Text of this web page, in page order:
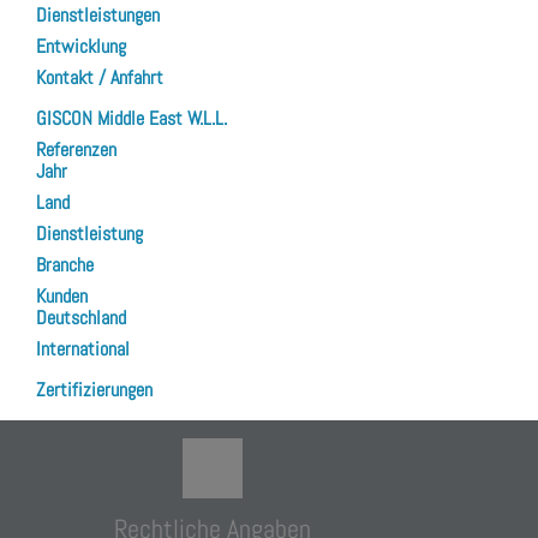
Dienstleistungen
Entwicklung
Kontakt / Anfahrt
GISCON Middle East W.L.L.
Referenzen
Jahr
Land
Dienstleistung
Branche
Kunden
Deutschland
International
Zertifizierungen
Rechtliche Angaben